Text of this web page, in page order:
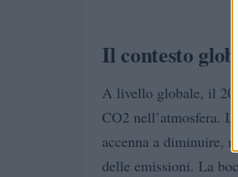
Il contesto
A livello globale, il
CO2 nell’atmosfera.
accenna a diminuire,
delle emissioni. La